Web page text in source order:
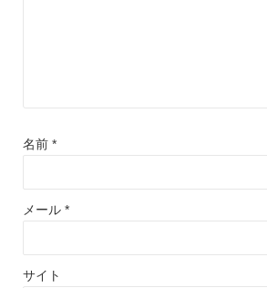
名前 *
メール *
サイト